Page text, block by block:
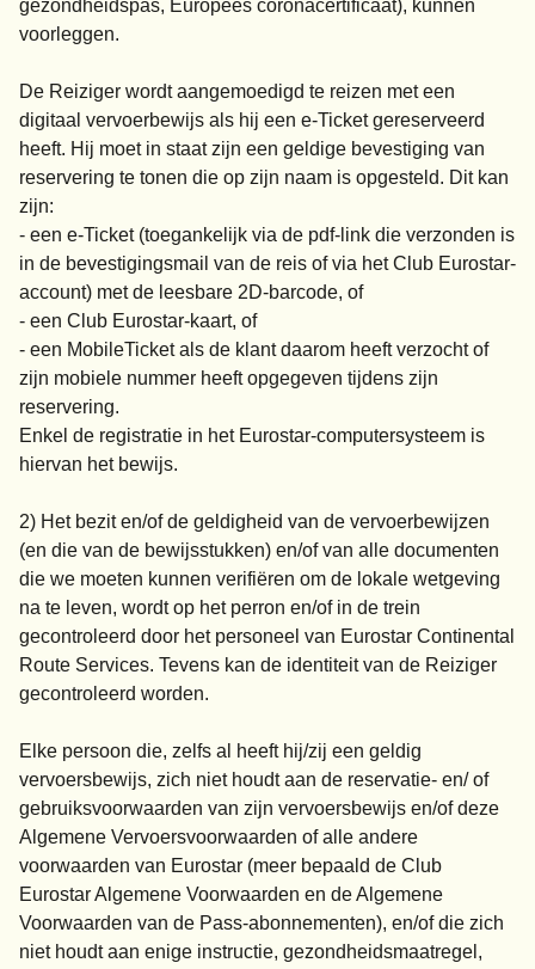
gezondheidspas, Europees coronacertificaat), kunnen
voorleggen.
De Reiziger wordt aangemoedigd te reizen met een
digitaal vervoerbewijs als hij een e-Ticket gereserveerd
heeft. Hij moet in staat zijn een geldige bevestiging van
reservering te tonen die op zijn naam is opgesteld. Dit kan
zijn:
- een e-Ticket (toegankelijk via de pdf-link die verzonden is
in de bevestigingsmail van de reis of via het Club Eurostar-
account) met de leesbare 2D-barcode, of
- een Club Eurostar-kaart, of
- een MobileTicket als de klant daarom heeft verzocht of
zijn mobiele nummer heeft opgegeven tijdens zijn
reservering.
Enkel de registratie in het Eurostar-computersysteem is
hiervan het bewijs.
2) Het bezit en/of de geldigheid van de vervoerbewijzen
(en die van de bewijsstukken) en/of van alle documenten
die we moeten kunnen verifiëren om de lokale wetgeving
na te leven, wordt op het perron en/of in de trein
gecontroleerd door het personeel van Eurostar Continental
Route Services. Tevens kan de identiteit van de Reiziger
gecontroleerd worden.
Elke persoon die, zelfs al heeft hij/zij een geldig
vervoersbewijs, zich niet houdt aan de reservatie- en/ of
gebruiksvoorwaarden van zijn vervoersbewijs en/of deze
Algemene Vervoersvoorwaarden of alle andere
voorwaarden van Eurostar (meer bepaald de Club
Eurostar Algemene Voorwaarden en de Algemene
Voorwaarden van de Pass-abonnementen), en/of die zich
niet houdt aan enige instructie, gezondheidsmaatregel,